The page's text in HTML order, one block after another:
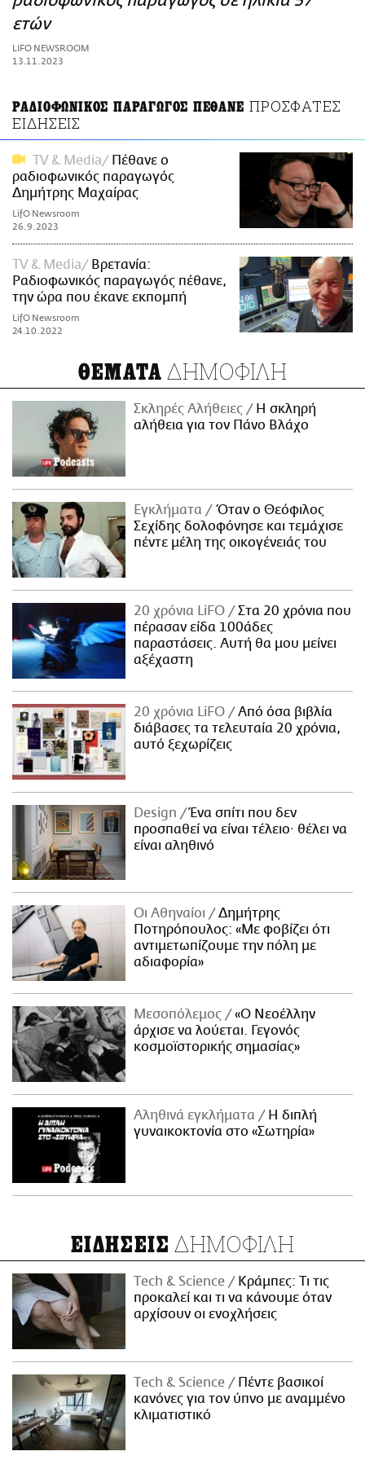
ΑΜΠΑ
PRINT
ετών
LIFO NEWSROOM
13.11.2023
ΡΑΔΙΟΦΩΝΙΚΟΣ ΠΑΡΑΓΩΓΟΣ ΠΕΘΑΝΕ ΠΡΟΣΦΑΤΕΣ
ΕΙΔΗΣΕΙΣ
TV & Media
Πέθανε ο
ραδιοφωνικός παραγωγός
Δημήτρης Μαχαίρας
LifO Newsroom
26.9.2023
TV & Media
Βρετανία:
Ραδιοφωνικός παραγωγός πέθανε,
την ώρα που έκανε εκπομπή
LifO Newsroom
24.10.2022
ΘΕΜΑΤΑ ΔΗΜΟΦΙΛΗ
Σκληρές Αλήθειες
H σκληρή
αλήθεια για τον Πάνο Βλάχο
Εγκλήματα
Όταν ο Θεόφιλος
Σεχίδης δολοφόνησε και τεμάχισε
πέντε μέλη της οικογένειάς του
20 χρόνια LiFO
Στα 20 χρόνια που
πέρασαν είδα 100άδες
παραστάσεις. Αυτή θα μου μείνει
αξέχαστη
20 χρόνια LiFO
Από όσα βιβλία
διάβασες τα τελευταία 20 χρόνια,
αυτό ξεχωρίζεις
Design
Ένα σπίτι που δεν
προσπαθεί να είναι τέλειο· θέλει να
είναι αληθινό
Οι Αθηναίοι
Δημήτρης
Ποτηρόπουλος: «Με φοβίζει ότι
αντιμετωπίζουμε την πόλη με
αδιαφορία»
Μεσοπόλεμος
«Ο Νεοέλλην
άρχισε να λούεται. Γεγονός
κοσμοϊστορικής σημασίας»
Αληθινά εγκλήματα
Η διπλή
γυναικοκτονία στο «Σωτηρία»
ΕΙΔΗΣΕΙΣ ΔΗΜΟΦΙΛΗ
Τech & Science
Κράμπες: Τι τις
προκαλεί και τι να κάνουμε όταν
αρχίσουν οι ενοχλήσεις
Τech & Science
Πέντε βασικοί
κανόνες για τον ύπνο με αναμμένο
κλιματιστικό